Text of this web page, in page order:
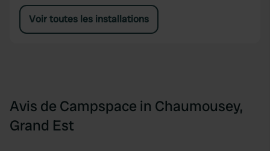
Voir toutes les installations
Avis de Campspace in Chaumousey,
Grand Est